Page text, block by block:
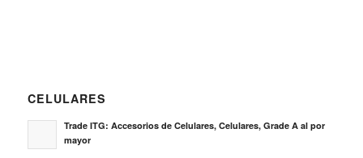
CELULARES
Trade ITG: Accesorios de Celulares, Celulares, Grade A al por
mayor